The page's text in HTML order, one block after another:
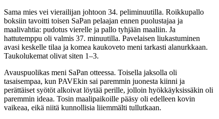
Sama mies vei vierailijan johtoon 34. peliminuutilla. Roikkupallo
boksiin tavoitti toisen SaPan pelaajan ennen puolustajaa ja
maalivahtia: pudotus vierelle ja pallo tyhjään maaliin. Ja
hattutemppu oli valmis 37. minuutilla. Pavelaisen liukastuminen
avasi keskelle tilaa ja komea kaukoveto meni tarkasti alanurkkaan.
Taukolukemat olivat siten 1–3.
Avauspuolikas meni SaPan otteessa. Toisella jaksolla oli
tasaisempaa, kun PAVEkin sai paremmin juonesta kiinni ja
perättäiset syötöt alkoivat löytää perille, jolloin hyökkäyksissäkin oli
paremmin ideaa. Tosin maalipaikoille pääsy oli edelleen kovin
vaikeaa, eikä niitä kunnollisia liiemmälti tullutkaan.